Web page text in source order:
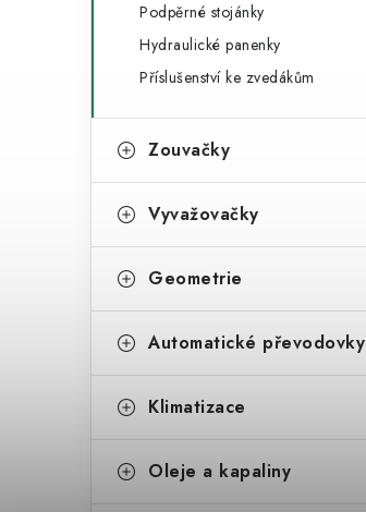
Podpěrné stojánky
Hydraulické panenky
Příslušenství ke zvedákům
Zouvačky
Vyvažovačky
Geometrie
Automatické převodovky
Klimatizace
Oleje a kapaliny